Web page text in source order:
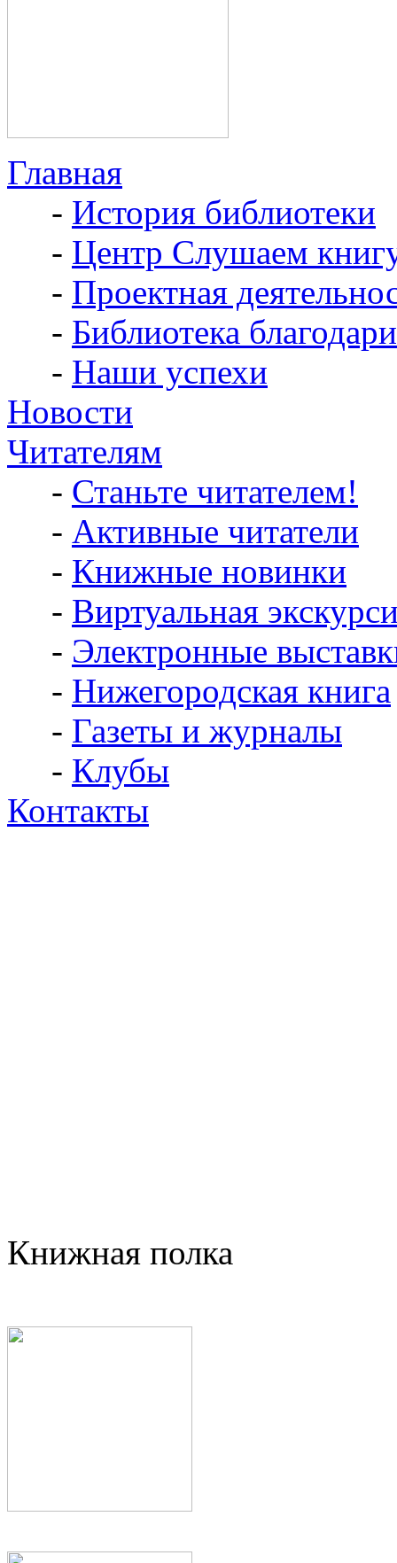
Главная
- История библиотеки
- Центр Слушаем
- Проектная
- Библиотека
- Наши успехи
Новости
Читателям
- Станьте читателем!
- Активные читатели
- Книжные новинки
- Виртуальная
- Электронные
- Нижегородская книга
- Газеты и журналы
- Клубы
Контакты
Книжная полка